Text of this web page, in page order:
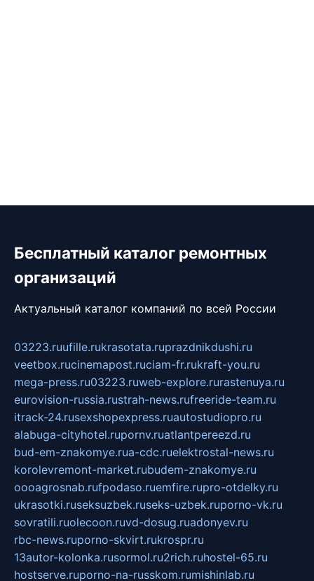
Бесплатный каталог ремонтных
организаций
Актуальный каталог компаний по всей России
03223.ruufille.rukrasotata.ruprazdnikdushi.ru
veetbox.rucinemapost.ruciam-fr.rukraft-you.ru
mega-press.ru03223.ruweb-explore.rurastenuya.ru
eurovision-russia.rustrah-news.rufreeride-team.ru
itrack-24.rusexshopexpress.ruautostudiopro.ru
alabuga-cityhotel.rupornv.ruatlantpereezd.ru
bud-em-znakomye.rua-cdc.ruelektrostal-news.ru
korolevremont-market.rubudem-znakomye.ru
oooagrosnab.rufpodaso.ruemfire.rupro-otdelky.ru
ukrasotki.ruseksuzbek.ruseks-uzbek.ruporno-vk.ru
sovratili.ruolecoon.ruvd-dosug.ruadonyev.ru
rbc-news.ruporno-skvirt.rukrospr.ru
13autor-kolonka.rusormol.ru2rich.ruhostel-65.ru
hostserve.ruporno-na-russkom.rumishinlab.ru